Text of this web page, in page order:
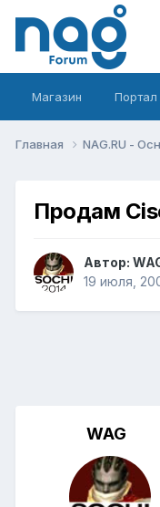
Магазин Портал
Главная NAG.RU -
Продам
Автор:
19 июля,
WAG